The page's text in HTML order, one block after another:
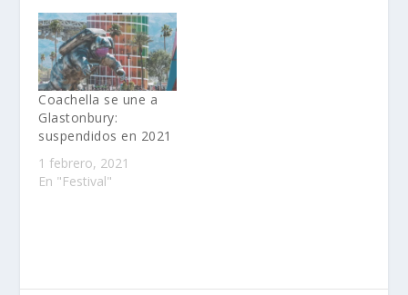
Coachella se une a
Glastonbury:
suspendidos en 2021
1 febrero, 2021
En "Festival"